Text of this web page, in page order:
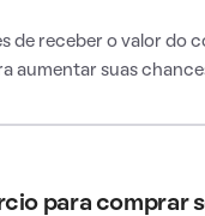
de receber o valor do
aumentar suas
para comprar